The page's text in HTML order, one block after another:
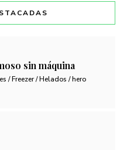
sin máquina
/ Freezer / Helados / hero